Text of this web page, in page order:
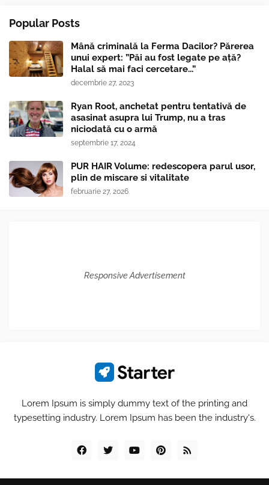
Popular Posts
Mână criminală la Ferma Dacilor? Părerea
unui expert: ”Păi au fost legate pe ață?
Halal să mai faci cercetare...”
decembrie 27, 2023
Ryan Root, anchetat pentru tentativă de
asasinat asupra lui Trump, nu a tras
niciodată cu o armă
septembrie 17, 2024
PUR HAIR Volume: redescopera parul usor,
plin de miscare si vitalitate
februarie 27, 2026
Responsive Advertisement
Lorem Ipsum is simply dummy text of the printing and
typesetting industry. Lorem Ipsum has been the industry's.